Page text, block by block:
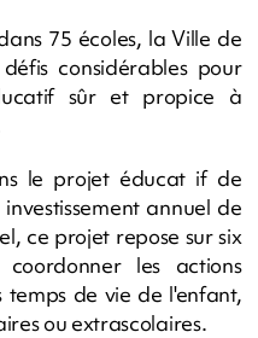
75 écoles, la Ville de
considérables pour
sûr et propice à
le projet éducat if de
annuel de
ce projet repose sur six
les actions
temps de vie de l'enfant,
ou extrascolaires.